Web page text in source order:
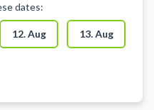
er
til
dates:
12. Aug 13. Aug